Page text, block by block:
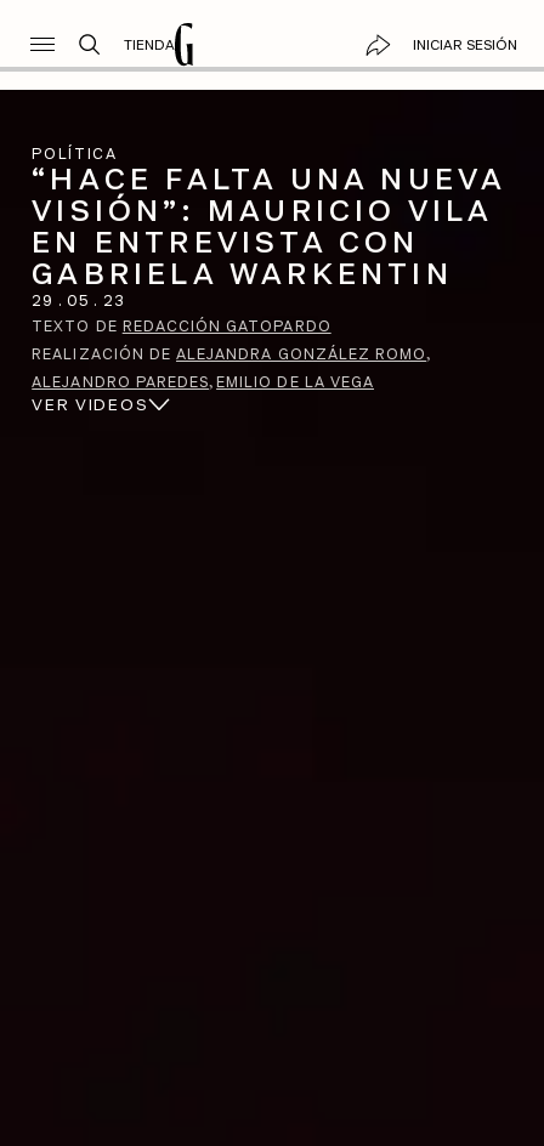
TIENDA INICIAR SESIÓN
POLÍTICA
“HACE FALTA UNA NUEVA
VISIÓN”: MAURICIO VILA
EN ENTREVISTA CON
GABRIELA WARKENTIN
29 . 05 . 23
TEXTO DE REDACCIÓN GATOPARDO
REALIZACIÓN DEALEJANDRA GONZÁLEZ ROMO
ALEJANDRO PAREDES EMILIO DE LA VEGA
VER VIDEOS